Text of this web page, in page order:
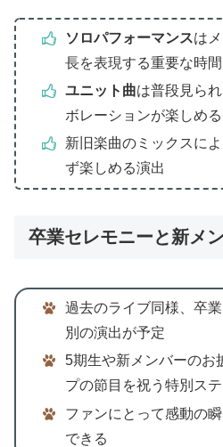
ソロパフォーマンスは
長を表現する重要な時間
ユニット曲は普段見ら
ボレーションが楽しめる
新旧楽曲のミックスに
ず楽しめる演出
卒業セレモニーと新メ
過去のライブ同様、卒
別の演出が予定
5期生や新メンバーのお
プの節目を祝う特別ス
ファンにとって感動の
できる